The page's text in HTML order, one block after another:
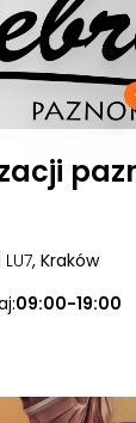
| LU7, Kraków
09:00-19:00